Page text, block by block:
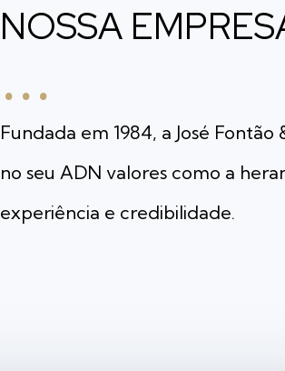
NOSSA
…
Fundada em 1984, a José
no seu ADN valores como a
experiência e credibilidade.